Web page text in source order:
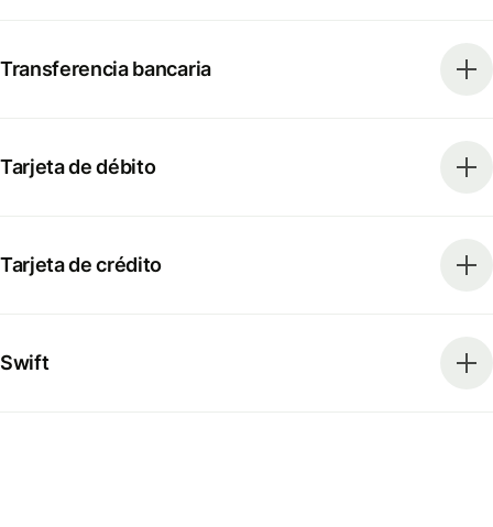
Transferencia bancaria
Tarjeta de débito
Tarjeta de crédito
Swift